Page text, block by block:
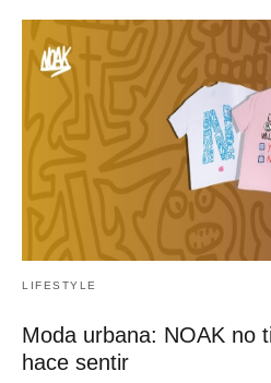
LIFESTYLE
Moda urbana: NOAK no
hace sentir